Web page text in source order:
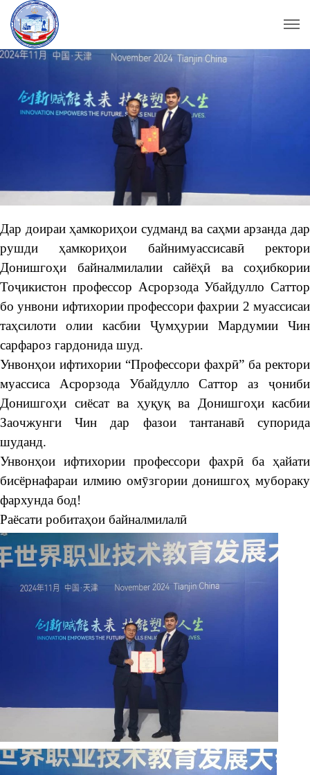
Дар доираи ҳамкориҳои судманд ва саҳми арзанда дар
рушди ҳамкориҳои байнимуассисавӣ ректори
Донишгоҳи байналмилалии сайёҳӣ ва соҳибкории
Тоҷикистон профессор Асрорзода Убайдулло Саттор
бо унвони ифтихории профессори фахрии 2 муассисаи
таҳсилоти олии касбии Ҷумҳурии Мардумии Чин
сарфароз гардонида шуд.
Унвонҳои ифтихории “Профессори фахрӣ” ба ректори
муассиса Асрорзода Убайдулло Саттор аз ҷониби
Донишгоҳи сиёсат ва ҳуқуқ ва Донишгоҳи касбии
Заочжунги Чин дар фазои тантанавӣ супорида
шуданд.
Унвонҳои ифтихории профессори фахрӣ ба ҳайати
бисёрнафараи илмию омӯзгории донишгоҳ мубораку
фархунда бод!
Раёсати робитаҳои байналмилалӣ